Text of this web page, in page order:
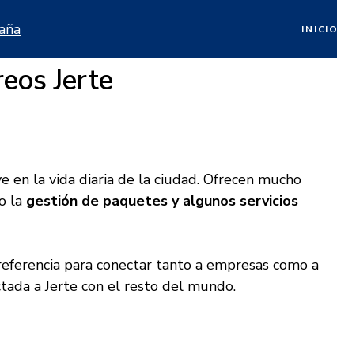
INICIO
Jerte
en la vida diaria de la ciudad. Ofrecen mucho
la gestión de paquetes y algunos servicios
para conectar tanto a empresas como a
a Jerte con el resto del mundo.